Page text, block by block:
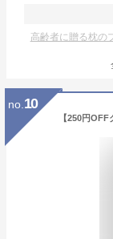
高齢者に贈る枕の
no. 10